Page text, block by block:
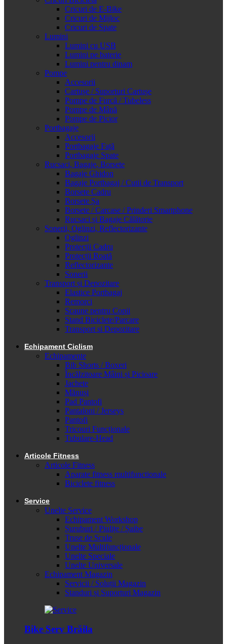
Cricuri de E-Bike
Cricuri de Mijloc
Cricuri de Spate
Lumini
Lumini cu USB
Lumini pe baterie
Lumini pentru dinam
Pompe
Accesorii
Cartușe / Suporturi Cartușe
Pompe de Furcă / Tubeless
Pompe de Mână
Pompe de Picior
Portbagaje
Accesorii
Portbagaje Față
Portbagaje Spate
Rucsaci, Bagaje, Borsete
Bagaje Ghidon
Bagaje Portbagaj / Cutii de Transport
Borsete Cadru
Borsete Șa
Borsete / Carcase / Prinderi Smartphone
Rucsaci și Bagaje Călătorie
Sonerii, Oglinzi, Reflectorizante
Oglinzi
Protecții Cadru
Protecții Roată
Reflectorizante
Sonerii
Transport și Depozitare
Elastice Portbagaj
Remorci
Scaune pentru Copii
Stand Biciclete/Parcare
Transport si Depozitare
Echipament Ciclism
Echipamente
Bib Shorts / Boxeri
Încălzitoare Mâini și Picioare
Jachete
Mănuși
Pad Pantofi
Pantaloni / Jerseys
Pantofi
Tricouri Funcționale
Tubulare-Head
Articole Fitness
Articole Fitness
Aparate fitness multifunctionale
Biciclete fitness
Service
Unelte Service
Echipament Workshop
Șuruburi / Piulițe / Șaibe
Truse de Scule
Unelte Multifuncționale
Unelte Speciale
Unelte Universale
Echipament Magazin
Servicii / Soluții Magazin
Standuri și Suporturi Magazin
Bike Serv Brăila